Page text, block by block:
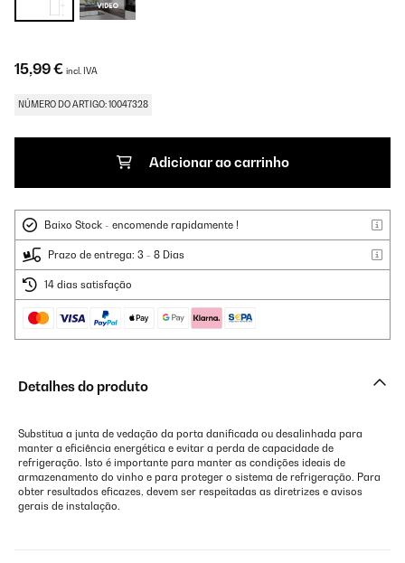
15,99 € incl. IVA
NÚMERO DO ARTIGO: 10047328
Adicionar ao carrinho
Baixo Stock - encomende rapidamente !
Prazo de entrega: 3 - 8 Dias
14 dias satisfação
Detalhes do produto
Substitua a junta de vedação da porta danificada ou desalinhada para
manter a eficiência energética e evitar a perda de capacidade de
refrigeração. Isto é importante para manter as condições ideais de
armazenamento do vinho e para proteger o sistema de refrigeração. Para
obter resultados eficazes, devem ser respeitadas as diretrizes e avisos
gerais de instalação.